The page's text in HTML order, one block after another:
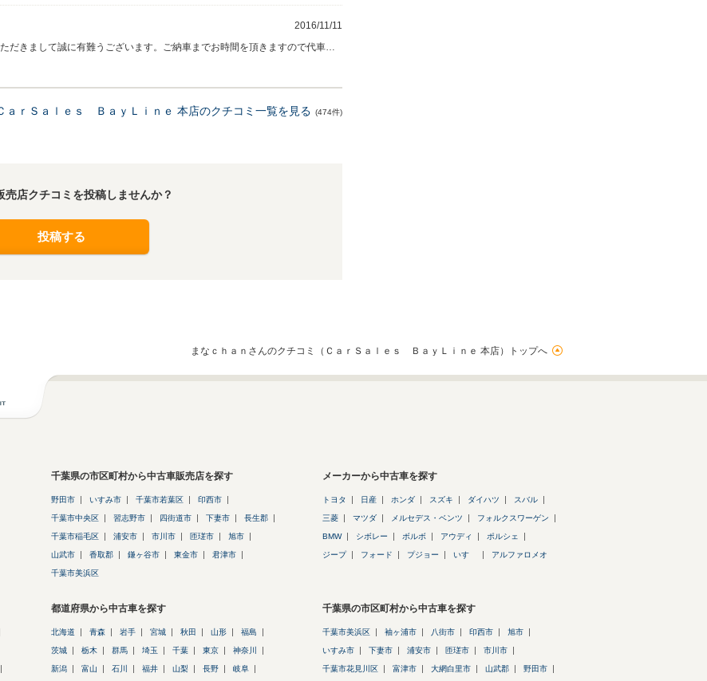
2016/11/11
きまして誠に有難うございます。ご納車までお時間を頂きますので代車を
ａｒＳａｌｅｓ ＢａｙＬｉｎｅ 本店のクチコミ一覧を見る (474件)
売店クチコミを投稿しませんか？
投稿する
まなｃｈａｎさんのクチコミ（ＣａｒＳａｌｅｓ ＢａｙＬｉｎｅ 本店）トップへ
千葉県の市区町村から中古車販売店を探す
野田市 いすみ市 千葉市若葉区 印西市
千葉市中央区 習志野市 四街道市 下妻市 長生郡
千葉市稲毛区 浦安市 市川市 匝瑳市 旭市
山武市 香取郡 鎌ヶ谷市 東金市 君津市
千葉市美浜区
メーカーから中古車を探す
トヨタ 日産 ホンダ スズキ ダイハツ スバル
三菱 マツダ メルセデス・ベンツ フォルクスワーゲン
BMW シボレー ボルボ アウディ ポルシェ
ジープ フォード プジョー いすゞ アルファロメオ
都道府県から中古車を探す
北海道 青森 岩手 宮城 秋田 山形 福島
茨城 栃木 群馬 埼玉 千葉 東京 神奈川
新潟 富山 石川 福井 山梨 長野 岐阜
千葉県の市区町村から中古車を探す
千葉市美浜区 袖ヶ浦市 八街市 印西市 旭市
いすみ市 下妻市 浦安市 匝瑳市 市川市
千葉市花見川区 富津市 大網白里市 山武郡 野田市